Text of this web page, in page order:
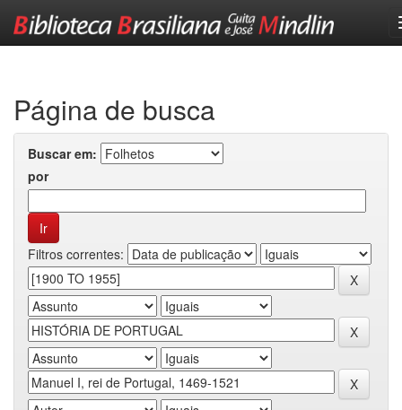
Página de busca
Buscar em:
por
Filtros correntes: